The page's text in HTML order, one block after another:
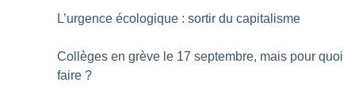
L’urgence écologique : sortir du capitalisme
Collèges en grève le 17 septembre, mais pour quoi
faire ?